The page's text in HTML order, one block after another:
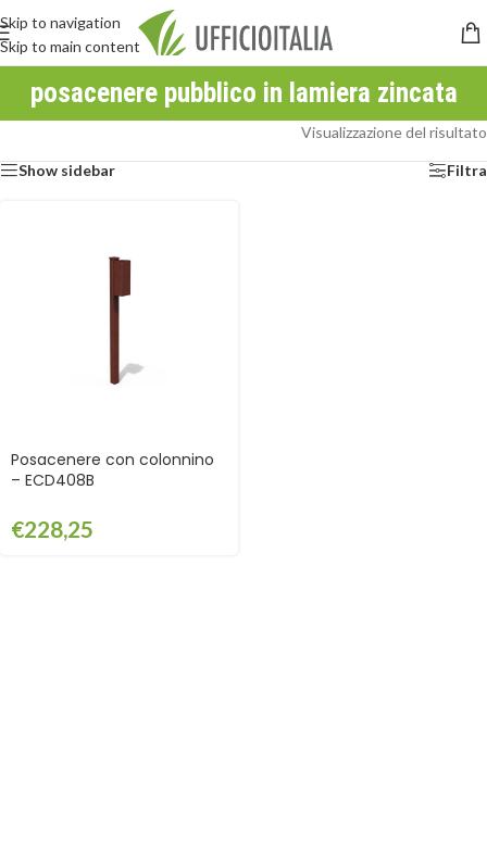
Skip to navigation
Skip to main content
posacenere pubblico in lamiera zincata
Visualizzazione del risultato
Show sidebar Filtra
Posacenere con colonnino
– ECD408B
€228,25